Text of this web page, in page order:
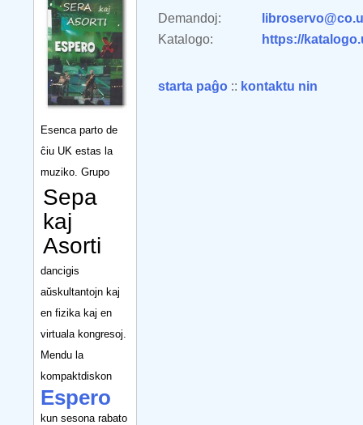
Esenca parto de
ĉiu UK estas la
muziko. Grupo
Sepa
kaj
Asorti
dancigis
aŭskultantojn kaj
en fizika kaj en
virtuala kongresoj.
Mendu la
kompaktdiskon
Espero
kun sesona rabato
Demandoj:
Katalogo:
https://
starta paĝo :: kontaktu nin